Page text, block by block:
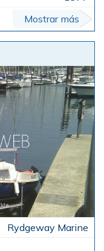
Mostrar más
Rydgeway Marine